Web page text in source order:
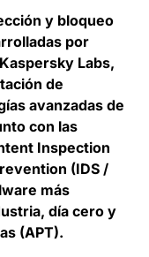
y bloqueo
por
Kaspersky Labs,
de
avanzadas de
con las
Inspection
(IDS /
más
día cero y
(APT).